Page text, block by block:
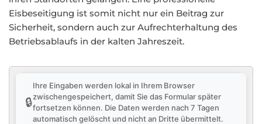
Eisbeseitigung ist somit nicht nur ein Beitrag zur
Sicherheit, sondern auch zur Aufrechterhaltung des
Betriebsablaufs in der kalten Jahreszeit.
🔒
Ihre Eingaben werden lokal in Ihrem Browser
zwischengespeichert, damit Sie das Formular später
fortsetzen können. Die Daten werden nach 7 Tagen
automatisch gelöscht und nicht an Dritte übermittelt.